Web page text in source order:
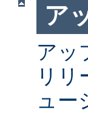
ア
アッ
リ
ュー